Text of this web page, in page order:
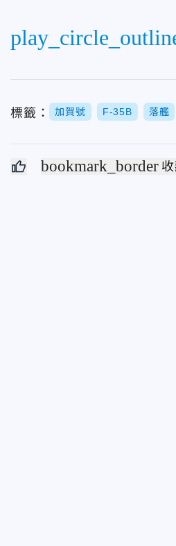
標籤： 加賀號 F-35B 落艦
bookmark_border